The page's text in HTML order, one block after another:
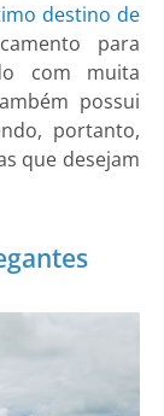
destino de
para
com muita
possui
portanto,
que desejam